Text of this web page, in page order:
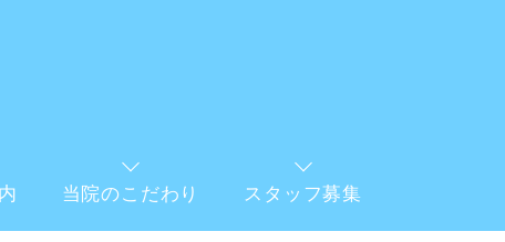
当院のこだわり スタッフ募集